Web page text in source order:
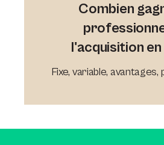
Combien
l'acquisition
Fixe, variable,